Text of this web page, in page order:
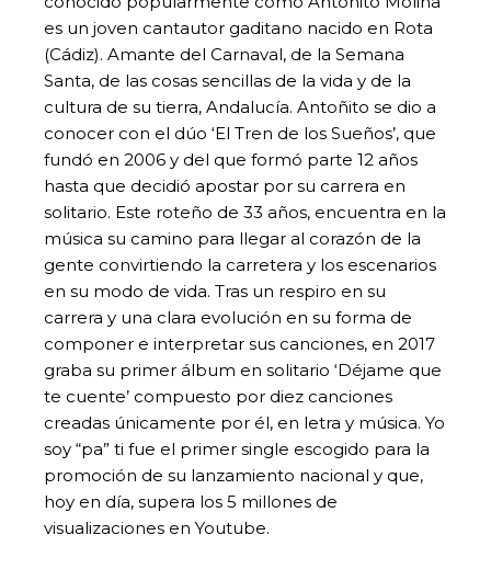
es un joven cantautor gaditano nacido en Rota
(Cádiz). Amante del Carnaval, de la Semana
Santa, de las cosas sencillas de la vida y de la
cultura de su tierra, Andalucía. Antoñito se dio a
conocer con el dúo ‘El Tren de los Sueños’, que
fundó en 2006 y del que formó parte 12 años
hasta que decidió apostar por su carrera en
solitario. Este roteño de 33 años, encuentra en la
música su camino para llegar al corazón de la
gente convirtiendo la carretera y los escenarios
en su modo de vida. Tras un respiro en su
carrera y una clara evolución en su forma de
componer e interpretar sus canciones, en 2017
graba su primer álbum en solitario ‘Déjame que
te cuente’ compuesto por diez canciones
creadas únicamente por él, en letra y música. Yo
soy “pa” ti fue el primer single escogido para la
promoción de su lanzamiento nacional y que,
hoy en día, supera los 5 millones de
visualizaciones en Youtube.